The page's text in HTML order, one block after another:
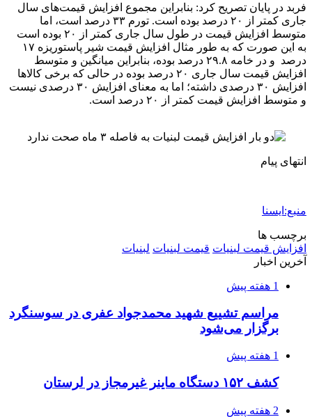
فربد در پایان تصریح کرد: بنابراین مجموع افزایش قیمت‌های سال
جاری کمتر از ۲۰ درصد بوده است. تورم ۳۳ درصد است، اما
متوسط افزایش قیمت در طول سال جاری کمتر از ۲۰ بوده است
به این صورت که به طور مثال افزایش قیمت شیر پاستوریزه ۱۷
درصد و در خامه ۲۹.۸ درصد بوده، بنابراین میانگین و متوسط
افزایش قیمت سال جاری ۲۰ درصد بوده در حالی که برخی کالاها
افزایش ۳۰ درصدی داشته؛ اما به معنای افزایش ۳۰ درصدی نیست
و متوسط افزایش قیمت کمتر از ۲۰ درصد است.
انتهای پیام
منبع:ایسنا
برچسب ها
افزایش قیمت لبنیات قیمت لبنیات لبنيات
آخرین اخبار
1 هفته پیش
مراسم تشییع شهید محمدجواد عفری در سوسنگرد
برگزار می‌شود
1 هفته پیش
کشف ۱۵۲ دستگاه ماینر غیرمجاز در لرستان
2 هفته پیش